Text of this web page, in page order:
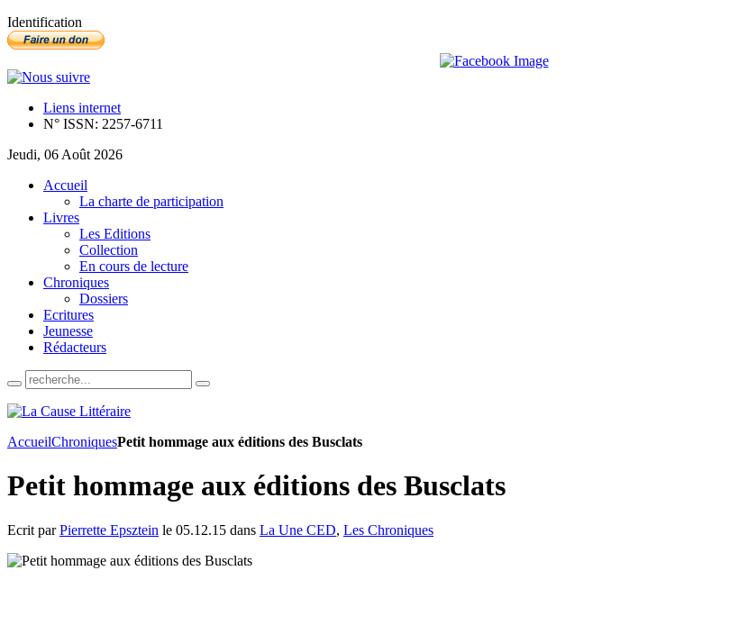
Identification
Liens internet
N° ISSN: 2257-6711
Jeudi, 06 Août 2026
Accueil
La charte de participation
Livres
Les Editions
Collection
En cours de lecture
Chroniques
Dossiers
Ecritures
Jeunesse
Rédacteurs
AccueilChroniquesPetit hommage aux éditions des Busclats
Petit hommage aux éditions des Busclats
Ecrit parPierrette Epsztein le 05.12.15 dans La Une CED, Les Chroniques